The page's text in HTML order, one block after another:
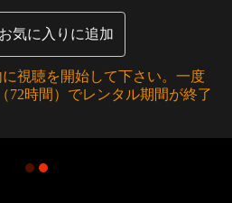
お気に入りに追加
視聴を開始して下さい。一度
72時間）でレンタル期間が終了